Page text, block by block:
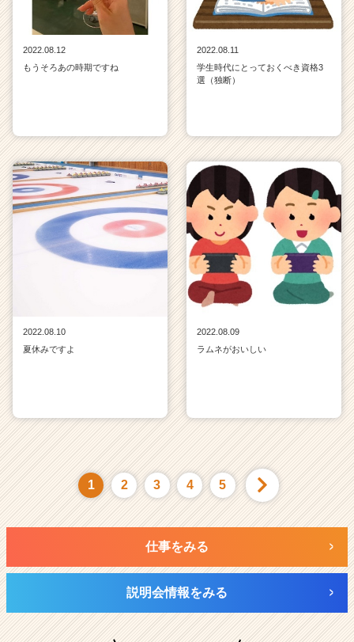
2022.08.12
もうそろあの時期ですね
2022.08.11
学生時代にとっておくべき資格3
選（独断）
2022.08.10
夏休みですよ
2022.08.09
ラムネがおいしい
1 2 3 4 5
仕事をみる
説明会情報をみる